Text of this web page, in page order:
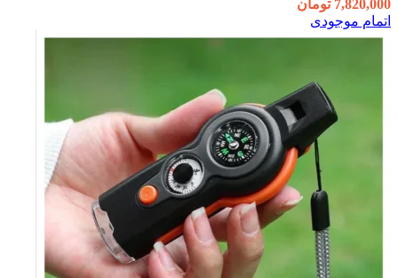
7,820,000 تومان
اتمام موجودی